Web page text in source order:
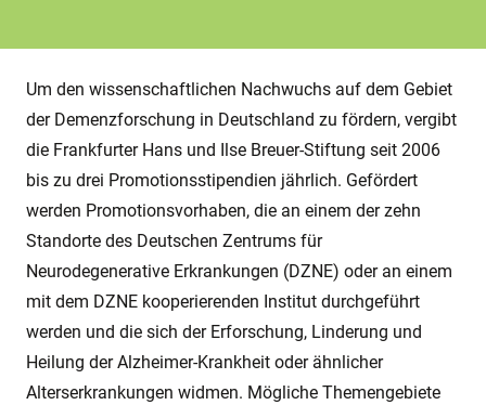
Um den wissenschaftlichen Nachwuchs auf dem Gebiet
der Demenzforschung in Deutschland zu fördern, vergibt
die Frankfurter Hans und Ilse Breuer-Stiftung seit 2006
bis zu drei Promotionsstipendien jährlich. Gefördert
werden Promotionsvorhaben, die an einem der zehn
Standorte des Deutschen Zentrums für
Neurodegenerative Erkrankungen (DZNE) oder an einem
mit dem DZNE kooperierenden Institut durchgeführt
werden und die sich der Erforschung, Linderung und
Heilung der Alzheimer-Krankheit oder ähnlicher
Alterserkrankungen widmen. Mögliche Themengebiete